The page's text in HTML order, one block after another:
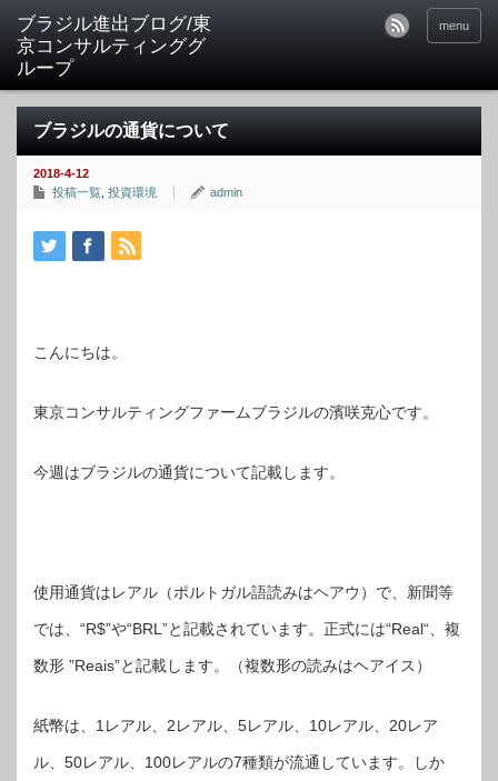
ブラジル進出ブログ/東
京コンサルティンググ
ループ
menu
ブラジルの通貨について
2018-4-12
投稿一覧 投資環境 admin
こんにちは。
東京コンサルティングファームブラジルの濱咲克心です。
今週はブラジルの通貨について記載します。
使用通貨はレアル（ポルトガル語読みはヘアウ）で、新聞等
では、“R$”や“BRL”と記載されています。正式には“Real“、複
数形 ”Reais”と記載します。（複数形の読みはヘアイス）
紙幣は、1レアル、2レアル、5レアル、10レアル、20レア
ル、50レアル、100レアルの7種類が流通しています。しか